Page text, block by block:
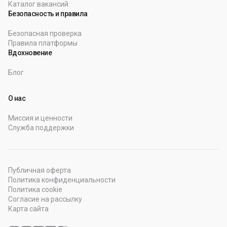
Каталог вакансий
Безопасность и правила
Безопасная проверка
Правила платформы
Вдохновение
Блог
О нас
Миссия и ценности
Служба поддержки
Публичная оферта
Политика конфиденциальности
Политика cookie
Согласие на рассылку
Карта сайта